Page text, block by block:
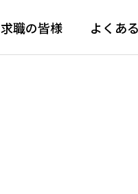
求職の皆様 よくあ